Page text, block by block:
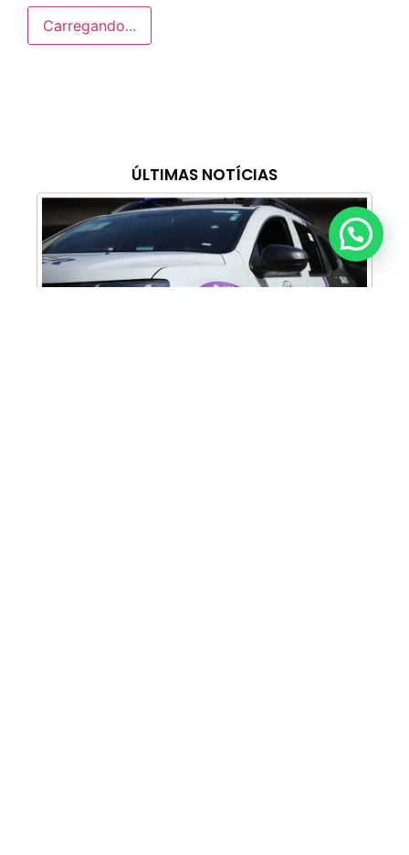
ÚLTIMAS NOTÍCIAS
Carregando...
Anunciar ou recomendar matéria